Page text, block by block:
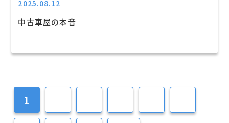
2025.08.12
中古車屋の本音
1